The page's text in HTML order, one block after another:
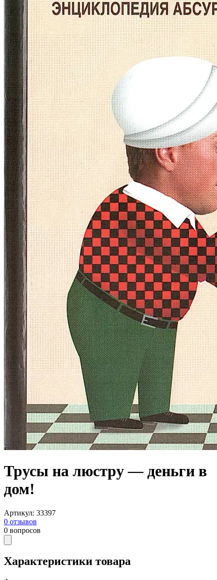
Трусы на люстру — деньги в
дом!
Артикул: 33397
0 отзывов
0 вопросов
Характеристики товара